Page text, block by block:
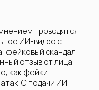
проводятся
ИИ-видео с
фейковый скандал
отзыв от лица
как фейки
С подачи ИИ